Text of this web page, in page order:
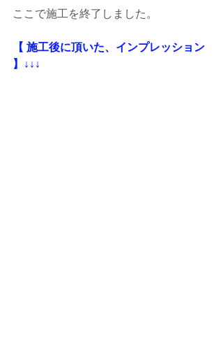
ここで施工を終了しました。
【 施工後に頂いた、インプレッション
】↓↓↓